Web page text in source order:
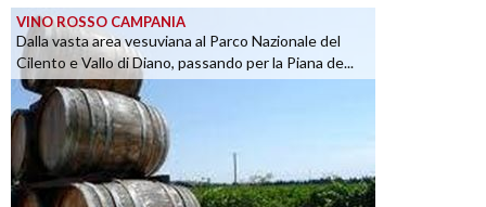
VINO ROSSO CAMPANIA
Dalla vasta area vesuviana al Parco Nazionale del
Cilento e Vallo di Diano, passando per la Piana de...